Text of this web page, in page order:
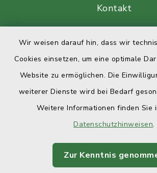
Wir weisen darauf hin, dass wir
Cookies einsetzen, um eine optimale
Website zu ermöglichen. Die
weiterer Dienste wird bei Bedarf
Weitere Informationen finden Sie
Datenschutzhinweisen.
Zur Kenntnis
Kontakt
Datenschutz
Impressum
Sitemap
Cookie-